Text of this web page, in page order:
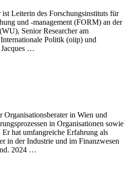
Leiterin des Forschungsinstituts für
und -management (FORM) an der
Senior Researcher am
Politik (oiip) und
…
in Wien und
in Organisationen sowie
hat umfangreiche Erfahrung als
in der Industrie und im Finanzwesen
2024 …